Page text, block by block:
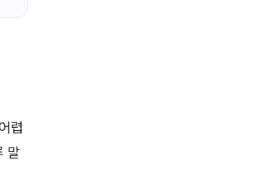
렵
말